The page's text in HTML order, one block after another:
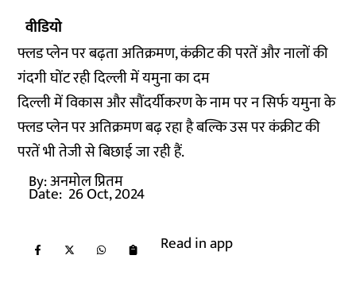
वीडियो
फ्लड प्लेन पर बढ़ता अतिक्रमण, कंक्रीट की परतें और नालों की
गंदगी घोंट रही दिल्ली में यमुना का दम
दिल्ली में विकास और सौंदर्यीकरण के नाम पर न सिर्फ यमुना के
फ्लड प्लेन पर अतिक्रमण बढ़ रहा है बल्कि उस पर कंक्रीट की
परतें भी तेजी से बिछाई जा रही हैं.
By:अनमोल प्रितम
Date: 26 Oct, 2024
Read in app